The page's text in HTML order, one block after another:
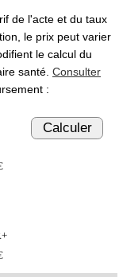
de l'acte et du taux
le prix peut varier
le calcul du
santé. Consulter
:
Calculer